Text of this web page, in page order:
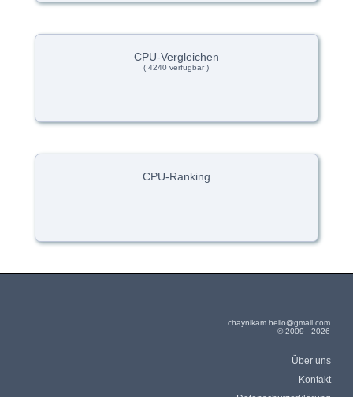
CPU-Vergleichen
( 4240 verfügbar )
CPU-Ranking
chaynikam.hello@gmail.com
© 2009 - 2026
Über uns
Kontakt